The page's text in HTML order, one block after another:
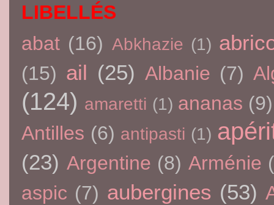
LIBELLÉS
abat (16) Abkhazie (1)
(15) ail (25) Albanie (7)
(124) amaretti (1) ananas (9)
Antilles (6) antipasti (1)
(23) Argentine (8) Arménie
aspic (7) aubergines (53)